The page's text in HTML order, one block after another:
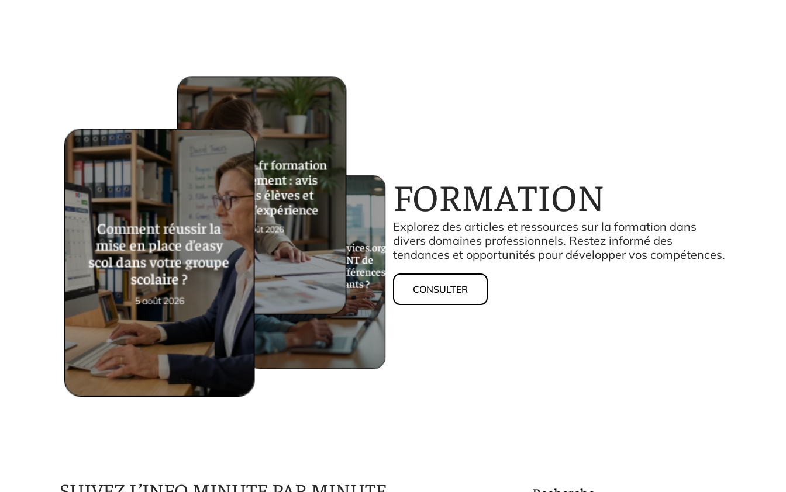
Comment réussir la
mise en place d’easy
scol dans votre groupe
scolaire ?
5 août 2026
Decoscope.fr formation
aménagement : avis
d’anciens élèves et
retours d’expérience
3 août 2026
Mycampus.eduservices.org
connexion ou ENT de
l’école : quelles différences
pour les étudiants ?
31 juillet 2026
FORMATION
Explorez des articles et ressources sur la formation dans
divers domaines professionnels. Restez informé des
tendances et opportunités pour développer vos compétences.
CONSULTER